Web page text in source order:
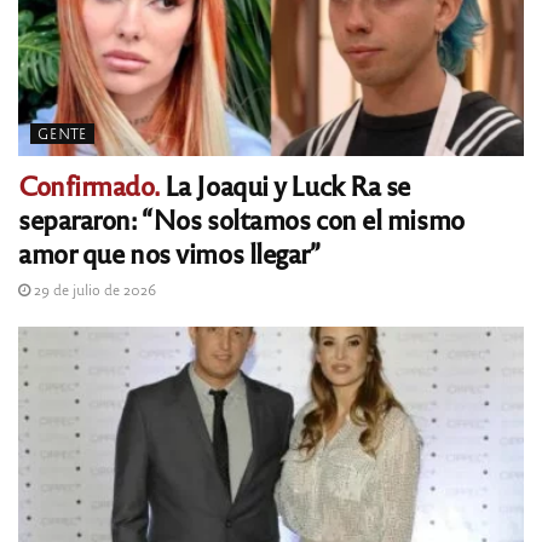
GENTE
Confirmado.La Joaqui y Luck Ra se
separaron: “Nos soltamos con el mismo
amor que nos vimos llegar”
29 de julio de 2026